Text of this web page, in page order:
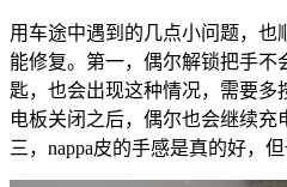
用车途中遇到的几点小问题，
能修复。第一，偶尔解锁把手不
匙，也会出现这种情况，需要多
电板关闭之后，偶尔也会继续
三，nappa皮的手感是真的好，